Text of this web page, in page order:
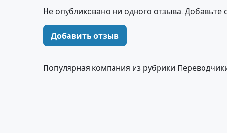
Не опубликовано ни одного отзыва. Добавьте
Добавить отзыв
Популярная компания из рубрики Переводчики